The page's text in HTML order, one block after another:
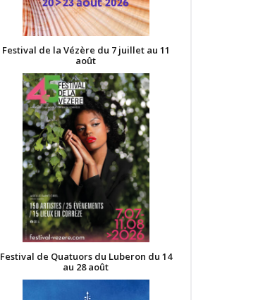
Festival de la Vézère du 7 juillet au 11
août
Festival de Quatuors du Luberon du 14
au 28 août